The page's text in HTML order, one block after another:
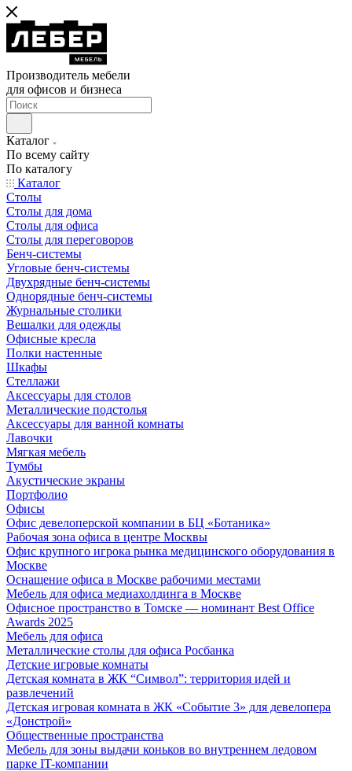
Производитель мебели
для офисов и бизнеса
Каталог
По всему сайту
По каталогу
Каталог
Столы
Столы для дома
Столы для офиса
Столы для переговоров
Бенч-системы
Угловые бенч-системы
Двухрядные бенч-системы
Однорядные бенч-системы
Журнальные столики
Вешалки для одежды
Офисные кресла
Полки настенные
Шкафы
Стеллажи
Аксессуары для столов
Металлические подстолья
Аксессуары для ванной комнаты
Лавочки
Мягкая мебель
Тумбы
Акустические экраны
Портфолио
Офисы
Офис девелоперской компании в БЦ «Ботаника»
Рабочая зона офиса в центре Москвы
Офис крупного игрока рынка медицинского оборудования в
Москве
Оснащение офиса в Москве рабочими местами
Мебель для офиса медиахолдинга в Москве
Офисное пространство в Томске — номинант Best Office
Awards 2025
Мебель для офиса
Металлические столы для офиса Росбанка
Детские игровые комнаты
Детская комната в ЖК “Символ”: территория идей и
развлечений
Детская игровая комната в ЖК «Событие 3» для девелопера
«Донстрой»
Общественные пространства
Мебель для зоны выдачи коньков во внутреннем ледовом
парке IT-компании